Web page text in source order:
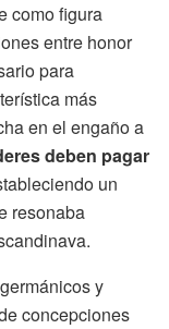
como figura
entre honor
para
más
en el engaño a
deben pagar
un
resonaba
y
concepciones